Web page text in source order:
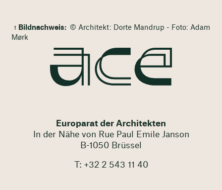
Bildnachweis: © Architekt: Dorte Mandrup - Foto: Adam
Mørk
Europarat der Architekten
In der Nähe von Rue Paul Emile Janson
B-1050 Brüssel
T: +32 2 543 11 40